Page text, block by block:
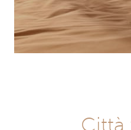
Città